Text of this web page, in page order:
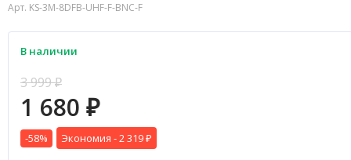
Арт. KS-3M-8DFB-UHF-F-BNC-F
В наличии
3 999₽
1 680 ₽
-58% Экономия -2 319 ₽